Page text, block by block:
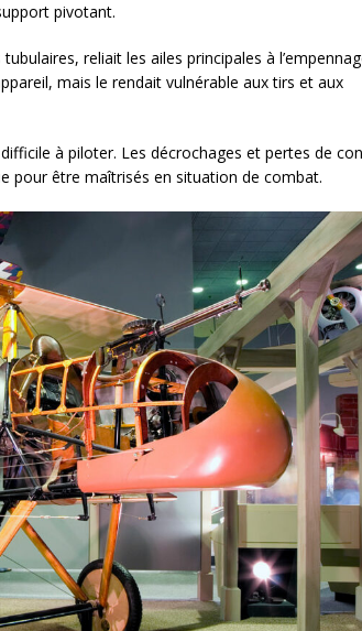
pivotant.
reliait les ailes principales à
mais le rendait vulnérable aux tirs et aux
à piloter. Les décrochages et pertes de
pour être maîtrisés en situation de combat.